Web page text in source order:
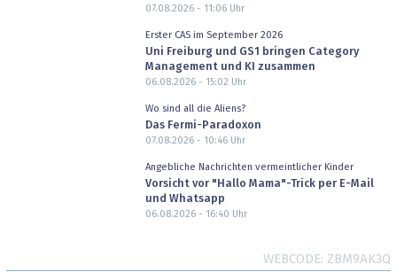
07.08.2026 - 11:06Uhr
Erster CAS im September 2026
Uni Freiburg und GS1 bringen Category
Management und KI zusammen
06.08.2026 - 15:02 Uhr
Wo sind all die Aliens?
Das Fermi-Paradoxon
07.08.2026 - 10:46Uhr
Angebliche Nachrichten vermeintlicher Kinder
Vorsicht vor "Hallo Mama"-Trick per E-Mail
und Whatsapp
06.08.2026 - 16:40 Uhr
WEBCODE ZBM9AK3Q